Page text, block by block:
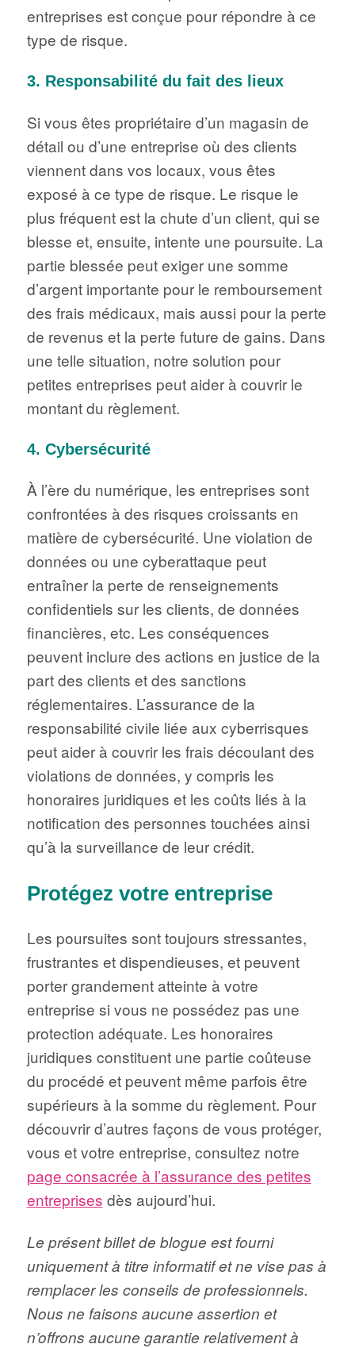
entreprises est conçue pour répondre à ce
type de risque.
3. Responsabilité du fait des lieux
Si vous êtes propriétaire d’un magasin de
détail ou d’une entreprise où des clients
viennent dans vos locaux, vous êtes
exposé à ce type de risque. Le risque le
plus fréquent est la chute d’un client, qui se
blesse et, ensuite, intente une poursuite. La
partie blessée peut exiger une somme
d’argent importante pour le remboursement
des frais médicaux, mais aussi pour la perte
de revenus et la perte future de gains. Dans
une telle situation, notre solution pour
petites entreprises peut aider à couvrir le
montant du règlement.
4. Cybersécurité
À l’ère du numérique, les entreprises sont
confrontées à des risques croissants en
matière de cybersécurité. Une violation de
données ou une cyberattaque peut
entraîner la perte de renseignements
confidentiels sur les clients, de données
financières, etc. Les conséquences
peuvent inclure des actions en justice de la
part des clients et des sanctions
réglementaires. L’assurance de la
responsabilité civile liée aux cyberrisques
peut aider à couvrir les frais découlant des
violations de données, y compris les
honoraires juridiques et les coûts liés à la
notification des personnes touchées ainsi
qu’à la surveillance de leur crédit.
Protégez votre entreprise
Les poursuites sont toujours stressantes,
frustrantes et dispendieuses, et peuvent
porter grandement atteinte à votre
entreprise si vous ne possédez pas une
protection adéquate. Les honoraires
juridiques constituent une partie coûteuse
du procédé et peuvent même parfois être
supérieurs à la somme du règlement. Pour
découvrir d’autres façons de vous protéger,
vous et votre entreprise, consultez notre
page consacrée à l’assurance des petites
entreprises dès aujourd’hui.
Le présent billet de blogue est fourni
uniquement à titre informatif et ne vise pas à
remplacer les conseils de professionnels.
Nous ne faisons aucune assertion et
n’offrons aucune garantie relativement à